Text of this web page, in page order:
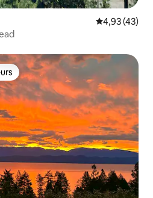
Évaluation
4,93 (43)
les plus appréciés